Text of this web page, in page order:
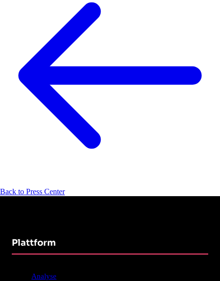
Back to Press Center
Plattform
Analyse